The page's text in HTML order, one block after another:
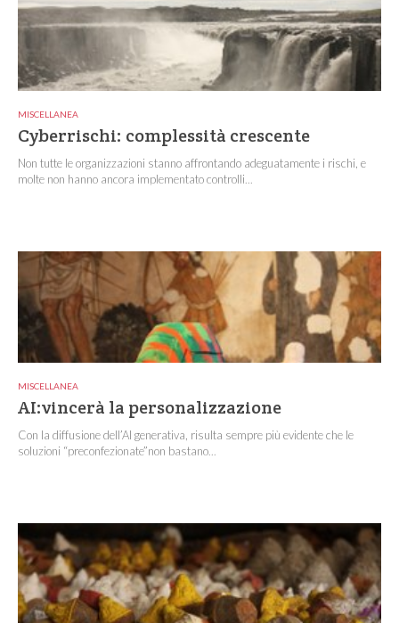
MISCELLANEA
Cyberrischi: complessità crescente
Non tutte le organizzazioni stanno affrontando adeguatamente i rischi, e
molte non hanno ancora implementato controlli...
MISCELLANEA
AI:vincerà la personalizzazione
Con la diffusione dell’AI generativa, risulta sempre più evidente che le
soluzioni “preconfezionate”non bastano...